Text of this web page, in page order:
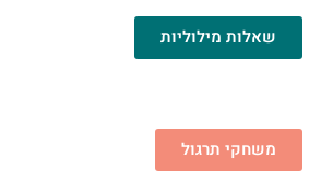
שאלות מילוליות
משחקי תרגול